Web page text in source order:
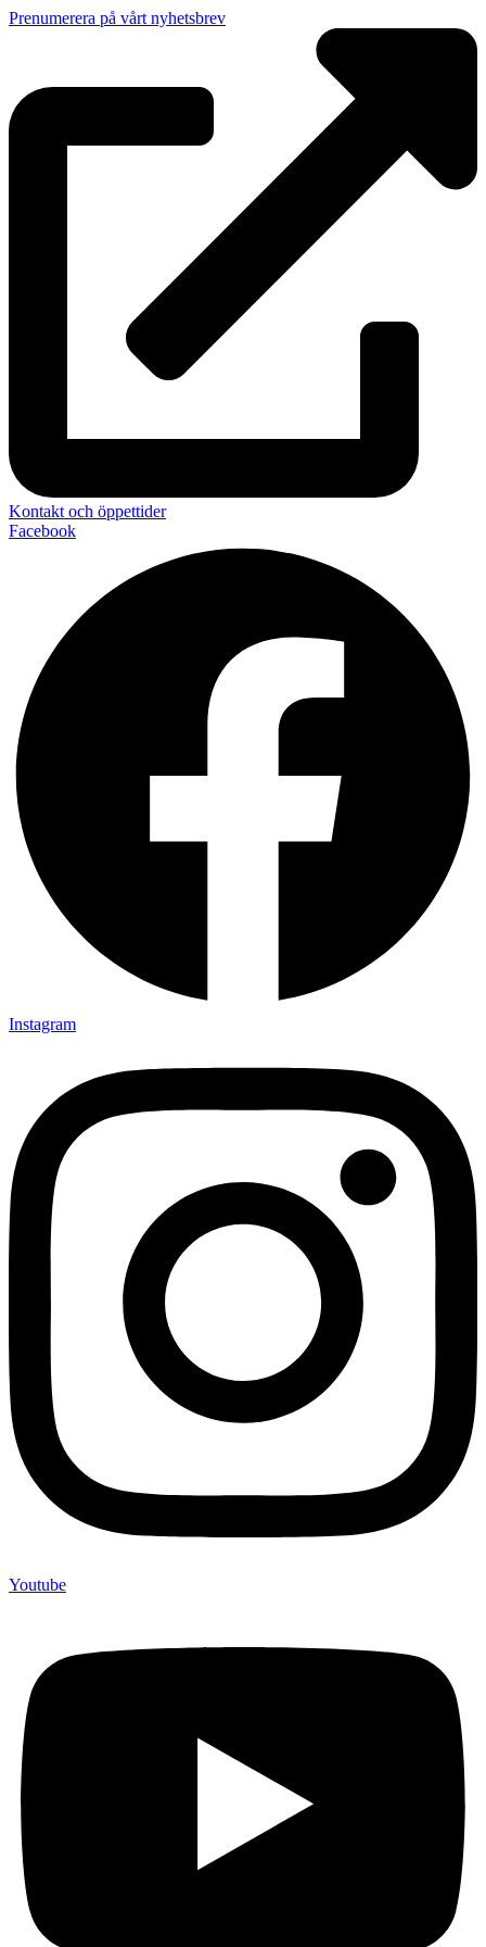
Prenumerera på vårt nyhetsbrev
Kontakt och öppettider
Facebook
Instagram
Youtube